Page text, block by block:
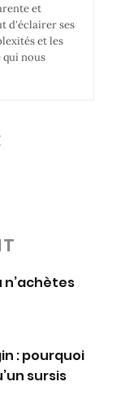
et
d'éclairer ses
et les
nous
n’achètes
: pourquoi
sursis